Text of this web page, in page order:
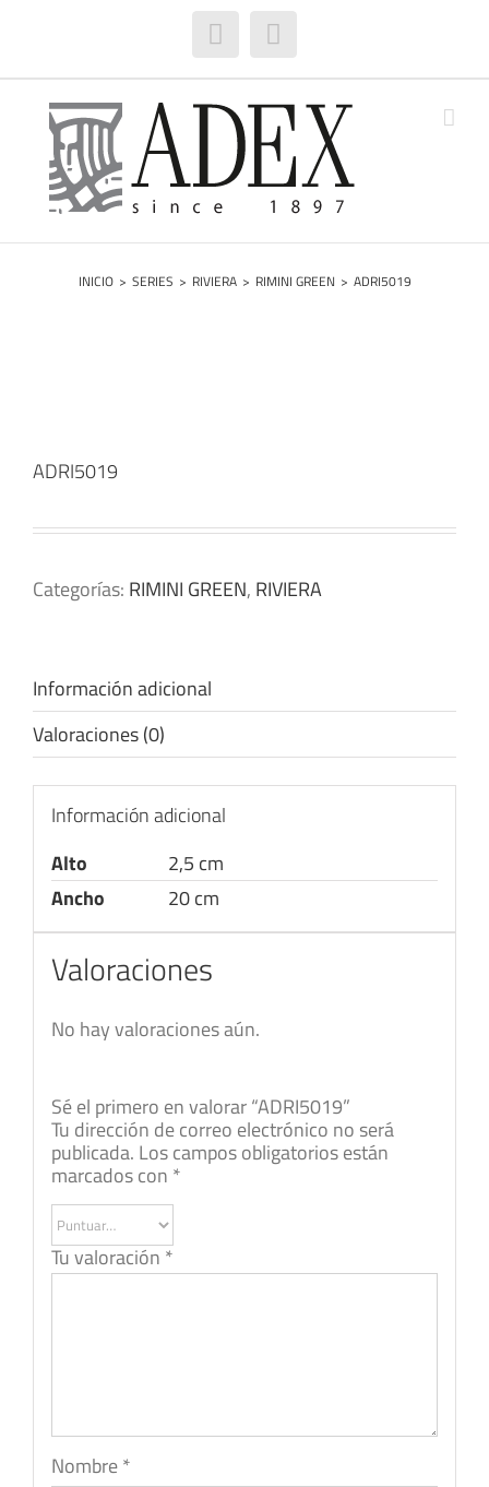
Facebook
INICIO > SERIES > RIVIERA > RIMINI GREEN > ADRI5019
ADRI5019
Categorías: RIMINI GREEN, RIVIERA
Información adicional
Valoraciones (0)
Información adicional
Alto
2,5 cm
Ancho
20 cm
Valoraciones
No hay valoraciones aún.
Sé el primero en valorar “ADRI5019”
Tu dirección de correo electrónico no será
publicada. Los campos obligatorios están
marcados con *
Tu valoración *
Nombre*